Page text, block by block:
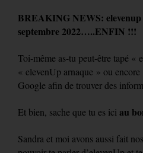
BREAKING NEWS: elevenup
septembre 2022…..ENFIN !!!
Toi-même as-tu peut-être tapé «
« elevenUp arnaque » ou
Google afin de trouver des
Et bien, sache que tu es ici au
Sandra et moi avons aussi fait